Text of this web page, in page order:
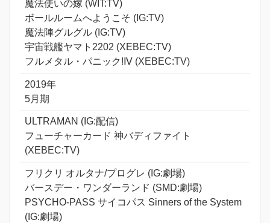
魔法使いの嫁 (WIT:TV)
ボールルームへようこそ (IG:TV)
魔法陣グルグル (IG:TV)
宇宙戦艦ヤマト2202 (XEBEC:TV)
フルメタル・パニック!Ⅳ (XEBEC:TV)
2019年
5月期
ULTRAMAN (IG:配信)
フューチャーカード 神バディファイト
(XEBEC:TV)
フリクリ オルタナ/プログレ (IG:劇場)
バースデー・ワンダーランド (SMD:劇場)
PSYCHO-PASS サイコパス Sinners of the System
(IG:劇場)